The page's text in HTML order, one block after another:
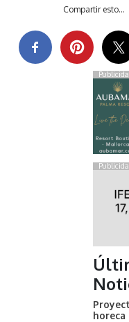
Compartir esto...
horeca